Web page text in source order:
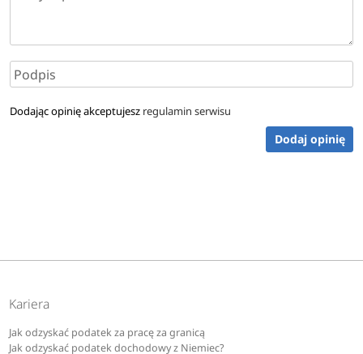
Dodając opinię akceptujesz regulamin serwisu
Dodaj opinię
Kariera
Jak odzyskać podatek za pracę za granicą
Jak odzyskać podatek dochodowy z Niemiec?